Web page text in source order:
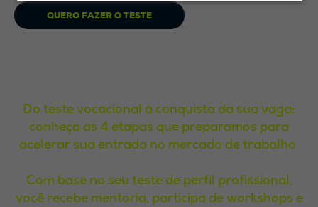
QUERO FAZER O TESTE
Do teste vocacional à conquista da sua vaga:
conheça as 4 etapas que preparamos para
acelerar sua entrada no mercado de trabalho.
Com base no seu teste de perfil profissional,
você recebe mentoria, participa de workshops e